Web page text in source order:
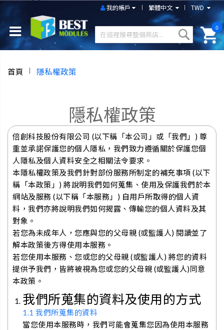
TWD
繁體中文
我的帳戶
0
首頁 隱私權政策
隱私權政策
倍創科技股份有限公司 (以下稱「本公司」或「我們」) 尊
重並承諾保護您的個人隱私，我們致力遵循關於保護您個
人隱私及個人資料安全之相關法令要求。
本隱私權政策及我們針對部份服務所制定的補充事項 (以下
稱「本政策」) 將說明我們如何蒐集、使用及保護我們於本
網站及服務 (以下稱「本服務」) 自用戶所取得的個人資
料，我們亦將說明我們如何揭露、傳輸您的個人資料及其
對象。
若您為未成年人，您應與您的父母親 (或監護人) 閱讀並了
解本政策後方得使用本服務。
若您使用本服務、您或您的父母親 (或監護人) 將您的資料
提供予我們，皆將被視為您或您的父母親 (或監護人)同意
本政策。
我們所蒐集的資料及使用的方式
1.1 我們所蒐集的資料
當您使用本服務時，我們可能會蒐集您因為使用本服務